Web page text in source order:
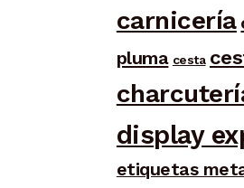
carnicería
pluma cesta
display
etiquetas